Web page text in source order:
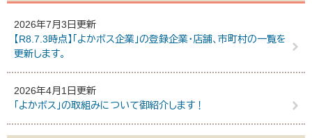
2026年7月3日更新
【R8.7.3時点】「よかボス企業」の登録企業・店舗、市町村の一覧を
更新します。
2026年4月1日更新
「よかボス」の取組みについて御紹介します！